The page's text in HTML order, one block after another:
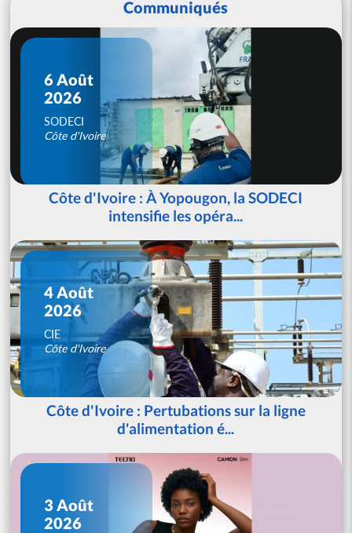
Communiqués
6 Août
2026
SODECI
Côte d'Ivoire
Côte d'Ivoire : À Yopougon, la SODECI
intensifie les opéra...
4 Août
2026
CIE
Côte d'Ivoire
Côte d'Ivoire : Pertubations sur la ligne
d'alimentation é...
3 Août
2026